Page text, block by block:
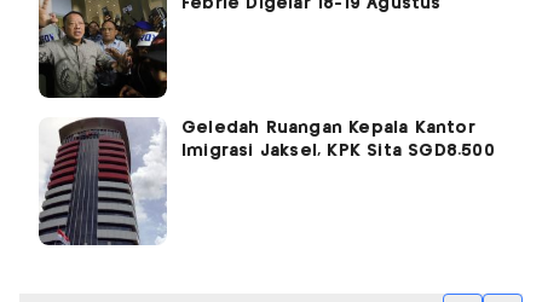
Febrie Digelar 18-19 Agustus
Geledah Ruangan Kepala Kantor
Imigrasi Jaksel, KPK Sita SGD8.500